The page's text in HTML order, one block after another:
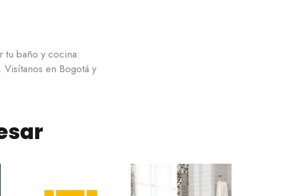
tu baño y cocina:
en Bogotá y